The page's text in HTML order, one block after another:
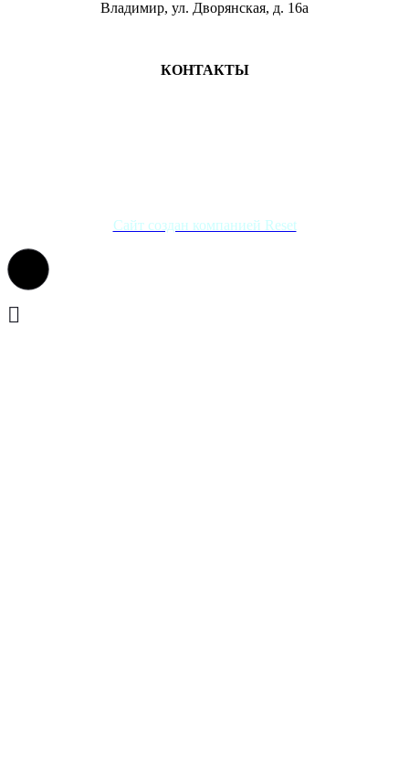
Владимир, ул. Дворянская, д. 16а
КОНТАКТЫ
Сайт создан компанией Reset